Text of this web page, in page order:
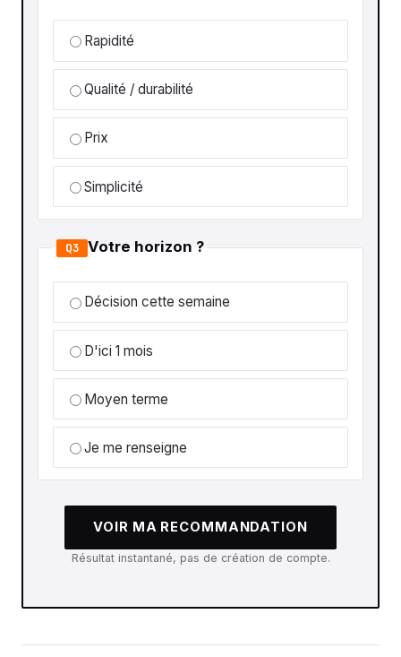
Rapidité
Qualité / durabilité
Prix
Simplicité
Q3 Votre horizon ?
Décision cette semaine
D'ici 1 mois
Moyen terme
Je me renseigne
VOIR MA RECOMMANDATION
Résultat instantané, pas de création de compte.